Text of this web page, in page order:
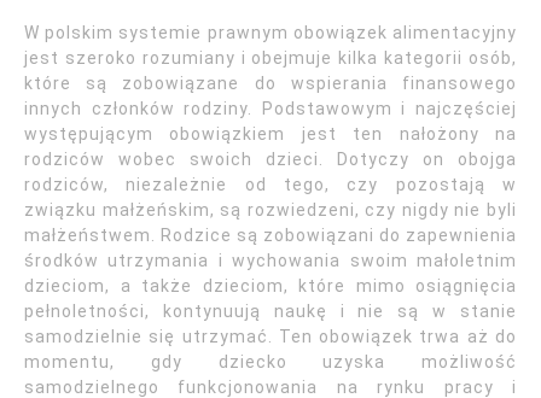
W polskim systemie prawnym obowiązek alimentacyjny
jest szeroko rozumiany i obejmuje kilka kategorii osób,
które są zobowiązane do wspierania finansowego
innych członków rodziny. Podstawowym i najczęściej
występującym obowiązkiem jest ten nałożony na
rodziców wobec swoich dzieci. Dotyczy on obojga
rodziców, niezależnie od tego, czy pozostają w
związku małżeńskim, są rozwiedzeni, czy nigdy nie byli
małżeństwem. Rodzice są zobowiązani do zapewnienia
środków utrzymania i wychowania swoim małoletnim
dzieciom, a także dzieciom, które mimo osiągnięcia
pełnoletności, kontynuują naukę i nie są w stanie
samodzielnie się utrzymać. Ten obowiązek trwa aż do
momentu, gdy dziecko uzyska możliwość
samodzielnego funkcjonowania na rynku pracy i